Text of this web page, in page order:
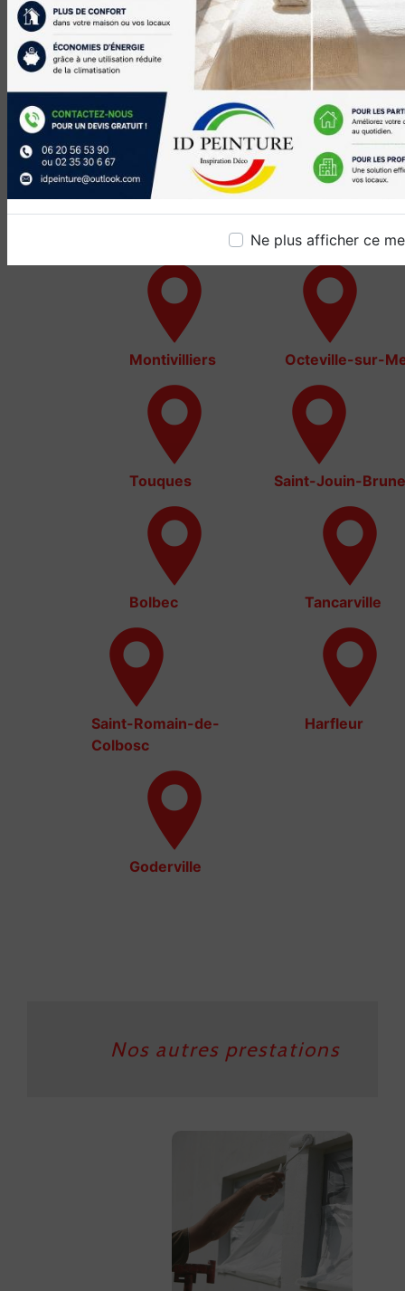
Ne plus afficher ce
Nos interventions sur ces
villes
Montivilliers Octeville-sur-
Touques Saint-Jouin-
Bolbec Tancarville
Saint-Romain-de-
Colbosc
Harfleur
Goderville
Nos autres prestations